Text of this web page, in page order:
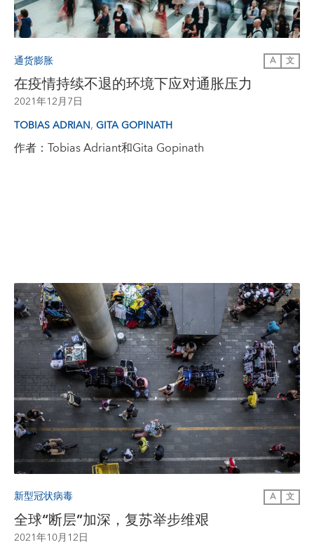
通货膨胀 A 文
在疫情持续不退的环境下应对通胀压力
2021年12月7日
TOBIAS ADRIAN, GITA GOPINATH
作者：Tobias Adriant和Gita Gopinath
新型冠状病毒 A 文
全球“断层”加深，复苏举步维艰
2021年10月12日